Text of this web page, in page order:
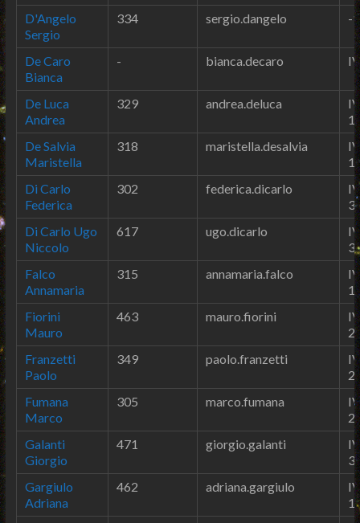
D'Angelo
Sergio
334 sergio.dangelo -
De Caro
Bianca
- bianca.decaro
De Luca
Andrea
329 andrea.deluca
De Salvia
Maristella
318 maristella.desalvia
Di Carlo
Federica
302 federica.dicarlo
Di Carlo Ugo
Niccolo
617 ugo.dicarlo
Falco
Annamaria
315 annamaria.falco
Fiorini
Mauro
463 mauro.fiorini
Franzetti
Paolo
349 paolo.franzetti
Fumana
Marco
305 marco.fumana
Galanti
Giorgio
471 giorgio.galanti
Gargiulo
Adriana
462 adriana.gargiulo